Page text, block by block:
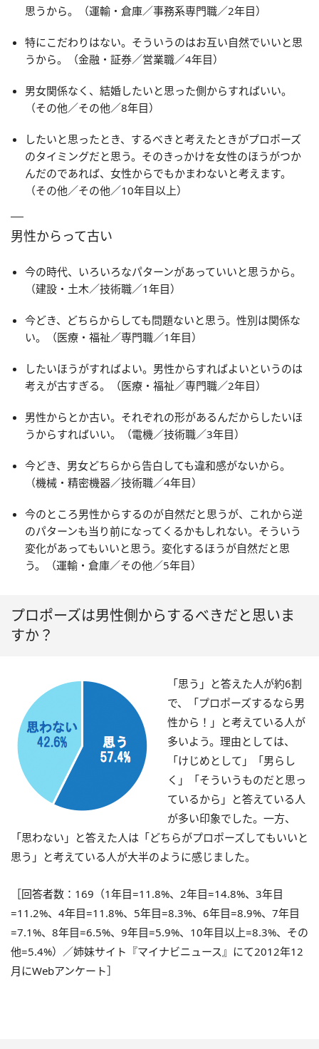
思うから。（運輸・倉庫／事務系専門職／2年目）
特にこだわりはない。そういうのはお互い自然でいいと思
うから。（金融・証券／営業職／4年目）
男女関係なく、結婚したいと思った側からすればいい。
（その他／その他／8年目）
したいと思ったとき、するべきと考えたときがプロポーズ
のタイミングだと思う。そのきっかけを女性のほうがつか
んだのであれば、女性からでもかまわないと考えます。
（その他／その他／10年目以上）
男性からって古い
今の時代、いろいろなパターンがあっていいと思うから。
（建設・土木／技術職／1年目）
今どき、どちらからしても問題ないと思う。性別は関係な
い。（医療・福祉／専門職／1年目）
したいほうがすればよい。男性からすればよいというのは
考えが古すぎる。（医療・福祉／専門職／2年目）
男性からとか古い。それぞれの形があるんだからしたいほ
うからすればいい。（電機／技術職／3年目）
今どき、男女どちらから告白しても違和感がないから。
（機械・精密機器／技術職／4年目）
今のところ男性からするのが自然だと思うが、これから逆
のパターンも当り前になってくるかもしれない。そういう
変化があってもいいと思う。変化するほうが自然だと思
う。（運輸・倉庫／その他／5年目）
プロポーズは男性側からするべきだと思いま
すか？
「思う」と答えた人が約6割
で、「プロポーズするなら男
性から！」と考えている人が
多いよう。理由としては、
「けじめとして」「男らし
く」「そういうものだと思っ
ているから」と答えている人
が多い印象でした。一方、
「思わない」と答えた人は「どちらがプロポーズしてもいいと
思う」と考えている人が大半のように感じました。
［回答者数：169（1年目=11.8%、2年目=14.8%、3年目
=11.2%、4年目=11.8%、5年目=8.3%、6年目=8.9%、7年目
=7.1%、8年目=6.5%、9年目=5.9%、10年目以上=8.3%、その
他=5.4%）／姉妹サイト『マイナビニュース』にて2012年12
月にWebアンケート］